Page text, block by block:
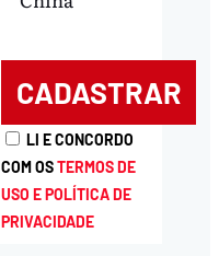
LI E CONCORDO
COM OSTERMOS DE
USO E POLÍTICA DE
PRIVACIDADE